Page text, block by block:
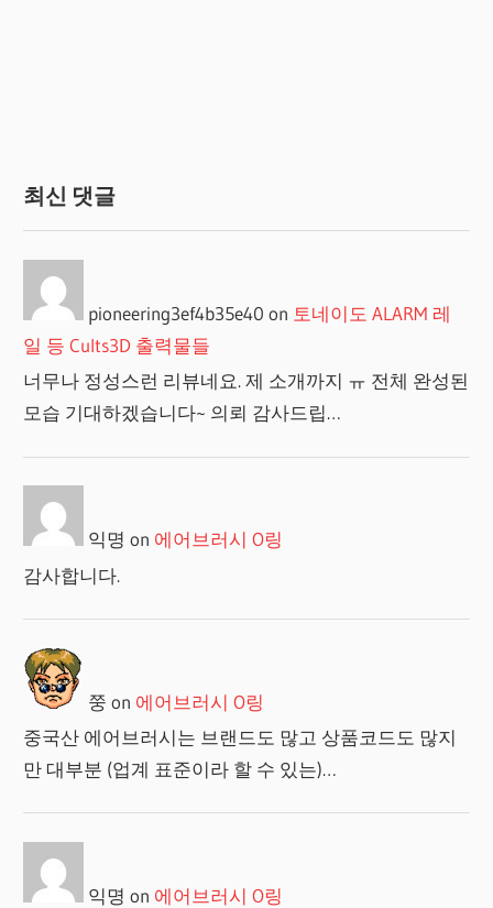
최신 댓글
pioneering3ef4b35e40 on 토네이도 ALARM 레
일 등 Cults3D 출력물들
너무나 정성스런 리뷰네요. 제 소개까지 ㅠ 전체 완성된
모습 기대하겠습니다~ 의뢰 감사드립…
익명 on 에어브러시 O링
감사합니다.
쭝 on 에어브러시 O링
중국산 에어브러시는 브랜드도 많고 상품코드도 많지
만 대부분 (업계 표준이라 할 수 있는)…
익명 on 에어브러시 O링